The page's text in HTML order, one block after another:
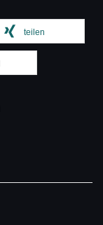
teilen